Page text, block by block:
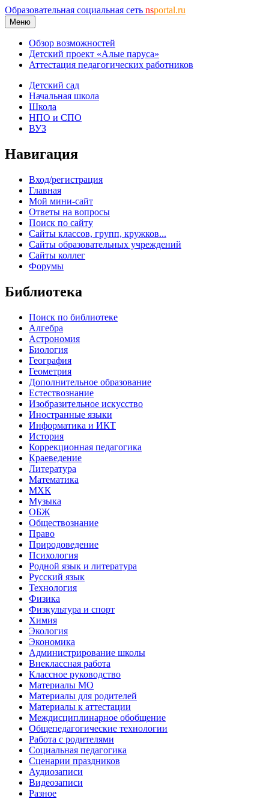
Образовательная социальная сеть nsportal.ru
Меню
Обзор возможностей
Детский проект «Алые паруса»
Аттестация педагогических работников
Детский сад
Начальная школа
Школа
НПО и СПО
ВУЗ
Навигация
Вход/регистрация
Главная
Мой мини-сайт
Ответы на вопросы
Поиск по сайту
Сайты классов, групп, кружков...
Сайты образовательных учреждений
Сайты коллег
Форумы
Библиотека
Поиск по библиотеке
Алгебра
Астрономия
Биология
География
Геометрия
Дополнительное образование
Естествознание
Изобразительное искусство
Иностранные языки
Информатика и ИКТ
История
Коррекционная педагогика
Краеведение
Литература
Математика
МХК
Музыка
ОБЖ
Обществознание
Право
Природоведение
Психология
Родной язык и литература
Русский язык
Технология
Физика
Физкультура и спорт
Химия
Экология
Экономика
Администрирование школы
Внеклассная работа
Классное руководство
Материалы МО
Материалы для родителей
Материалы к аттестации
Междисциплинарное обобщение
Общепедагогические технологии
Работа с родителями
Социальная педагогика
Сценарии праздников
Аудиозаписи
Видеозаписи
Разное